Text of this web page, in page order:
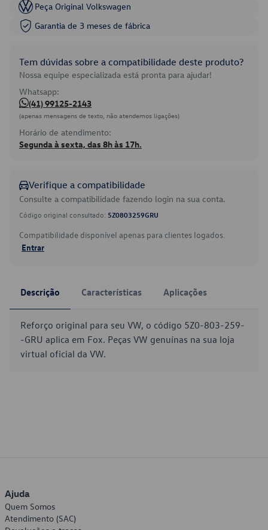
Peça Original Volkswagen
Garantia de 3 meses de fábrica
Tem dúvidas sobre a compatibilidade deste produto?
Nossa equipe especializada está pronta para ajudar!
Whatsapp:
(41) 99125-2143
(apenas mensagens de texto, não atendemos ligações)
Horário de atendimento:
Segunda à sexta, das 8h às 17h.
Verifique a compatibilidade
Consulte a compatibilidade fazendo login na sua conta.
Código original consultado: 5Z0803259GRU
Compatibilidade disponível apenas para clientes logados.
Entrar
Descrição Características Aplicações
Reforço original para seu VW, o código 5Z0-803-259-
-GRU aplica em Fox. Peças VW genuínas na sua loja
virtual oficial da VW.
Ajuda
Quem Somos
Atendimento (SAC)